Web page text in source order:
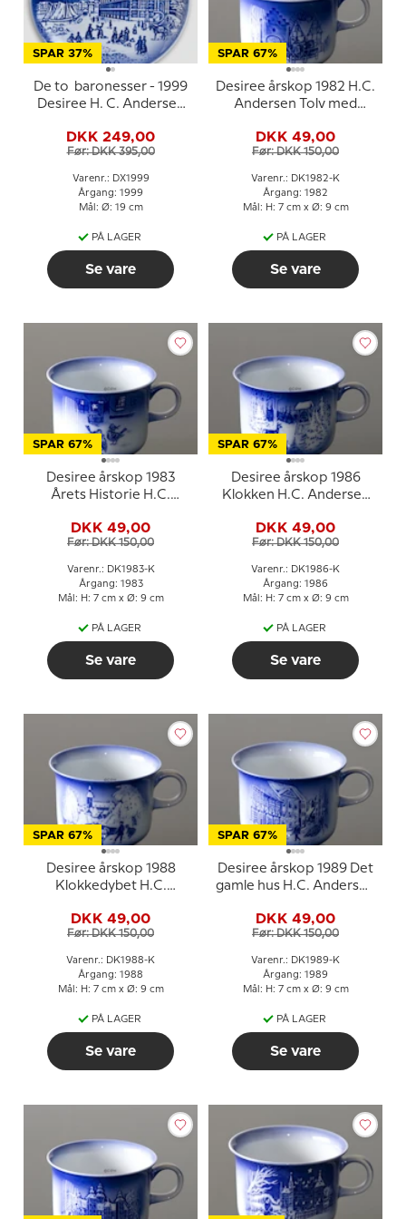
SPAR 37%
De to baronesser - 1999
Desiree H. C. Andersen
DKK 249,00
Før: DKK 395,00
Varenr.: DX1999
Årgang: 1999
Mål: Ø: 19 cm
PÅ LAGER
Se vare
SPAR 67%
Desiree årskop 1982 H.C.
Andersen Tolv med
DKK 49,00
Før: DKK 150,00
Varenr.: DK1982-K
Årgang: 1982
Mål: H: 7 cm x Ø: 9 cm
PÅ LAGER
Se vare
SPAR 67%
Desiree årskop 1983
Årets Historie H.C.
DKK 49,00
Før: DKK 150,00
Varenr.: DK1983-K
Årgang: 1983
Mål: H: 7 cm x Ø: 9 cm
PÅ LAGER
Se vare
SPAR 67%
Desiree årskop 1986
Klokken H.C. Andersen
DKK 49,00
Før: DKK 150,00
Varenr.: DK1986-K
Årgang: 1986
Mål: H: 7 cm x Ø: 9 cm
PÅ LAGER
Se vare
SPAR 67%
Desiree årskop 1988
Klokkedybet H.C.
DKK 49,00
Før: DKK 150,00
Varenr.: DK1988-K
Årgang: 1988
Mål: H: 7 cm x Ø: 9 cm
PÅ LAGER
Se vare
SPAR 67%
Desiree årskop 1989 Det
gamle hus H.C. Andersen
DKK 49,00
Før: DKK 150,00
Varenr.: DK1989-K
Årgang: 1989
Mål: H: 7 cm x Ø: 9 cm
PÅ LAGER
Se vare